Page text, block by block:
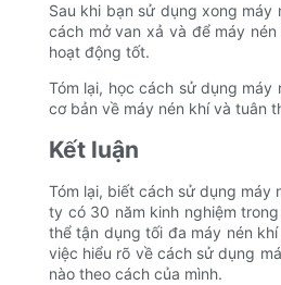
Sau khi bạn sử dụng xong
cách mở van xả và để máy
hoạt động tốt.
Tóm lại, học cách sử dụng
cơ bản về máy nén khí và tuân
Kết luận
Tóm lại, biết cách sử dụng máy
ty có 30 năm kinh nghiệm
thể tận dụng tối đa máy nén
việc hiểu rõ về cách sử dụng
nào theo cách của mình.